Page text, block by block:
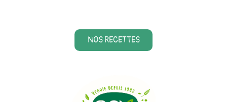
NOS RECETTES